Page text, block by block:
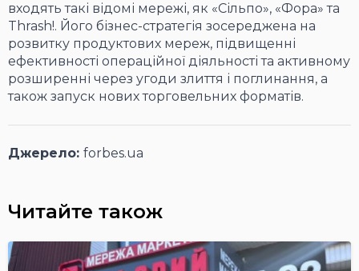
входять такі відомі мережі, як «Сільпо», «Фора» та
Thrash!. Його бізнес-стратегія зосереджена на
розвитку продуктових мереж, підвищенні
ефективності операційної діяльності та активному
розширенні через угоди злиття і поглинання, а
також запуск нових торговельних форматів.
Джерело: forbes.ua
Читайте також